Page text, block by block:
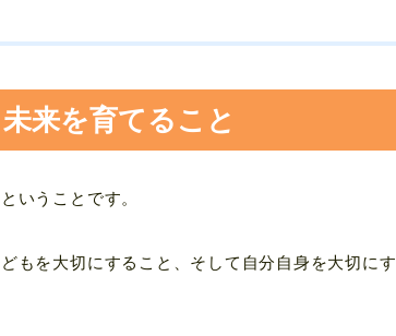
来を育てること
ということです。
もを大切にすること、そして自分自身を大切にす